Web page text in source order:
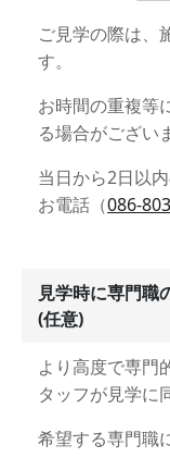
ご見学の際は、
す。
お時間の重複等
る場合がござい
当日から2日以
お電話（086-
見学時に専門職
(任意)
より高度で専門
タッフが見学に
希望する専門職